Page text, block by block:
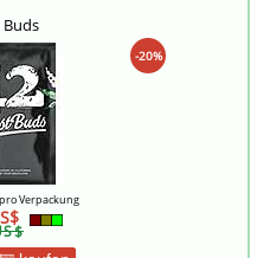
Buds
-20%
pro Verpackung